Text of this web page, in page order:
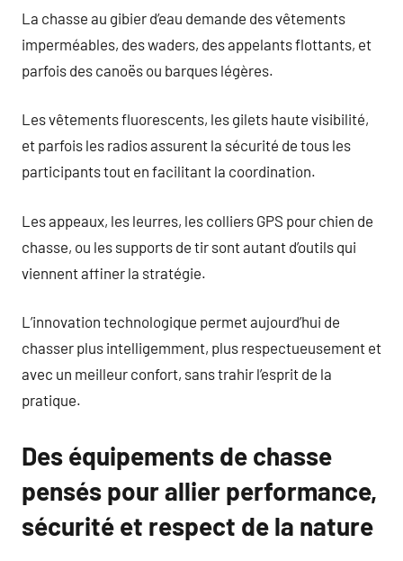
La chasse au gibier d’eau demande des vêtements
imperméables, des waders, des appelants flottants, et
parfois des canoës ou barques légères.
Les vêtements fluorescents, les gilets haute visibilité,
et parfois les radios assurent la sécurité de tous les
participants tout en facilitant la coordination.
Les appeaux, les leurres, les colliers GPS pour chien de
chasse, ou les supports de tir sont autant d’outils qui
viennent affiner la stratégie.
L’innovation technologique permet aujourd’hui de
chasser plus intelligemment, plus respectueusement et
avec un meilleur confort, sans trahir l’esprit de la
pratique.
Des équipements de chasse
pensés pour allier performance,
sécurité et respect de la nature